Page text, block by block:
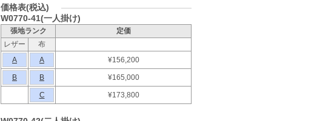
価格表(税込)
W0770-41(一人掛け)
張地ランク
定価
レザー
布
A
A ¥156,200
B B ¥165,000
C ¥173,800